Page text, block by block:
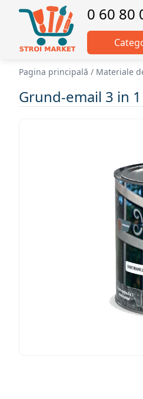
0 60 80
Pagina principală / Materiale
Grund-email 3 in